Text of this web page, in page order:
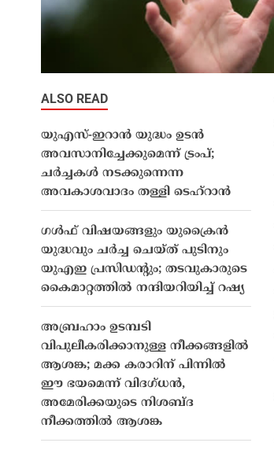
ALSO READ
യുഎസ്-ഇറാൻ യുദ്ധം ഉടൻ
അവസാനിച്ചേക്കുമെന്ന് ട്രംപ്;
ചർച്ചകൾ നടക്കുന്നെന്ന
അവകാശവാദം തള്ളി ടെഹ്റാൻ
ഗൾഫ് വിഷയങ്ങളും യുക്രൈൻ
യുദ്ധവും ചർച്ച ചെയ്ത് പുടിനും
യുഎഇ പ്രസിഡന്റും; തടവുകാരുടെ
കൈമാറ്റത്തിൽ നന്ദിയറിയിച്ച് റഷ്യ
അബ്രഹാം ഉടമ്പടി
വിപുലീകരിക്കാനുള്ള നീക്കങ്ങളിൽ
ആശങ്ക; മക്ക കരാറിന് പിന്നിൽ
ഈ ഭയമെന്ന് വിദഗ്ധൻ,
അമേരിക്കയുടെ നിശബ്‌ദ
നീക്കത്തിൽ ആശങ്ക